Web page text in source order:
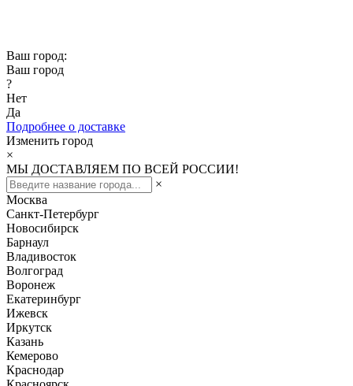
Ваш город:
Ваш город
?
Нет
Да
Подробнее о доставке
Изменить город
×
МЫ ДОСТАВЛЯЕМ ПО ВСЕЙ РОССИИ!
×
Москва
Санкт-Петербург
Новосибирск
Барнаул
Владивосток
Волгоград
Воронеж
Екатеринбург
Ижевск
Иркутск
Казань
Кемерово
Краснодар